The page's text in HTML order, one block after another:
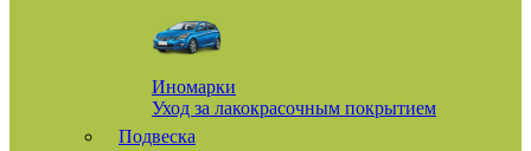
Иномарки
Уход за лакокрасочным покрытием
Подвеска